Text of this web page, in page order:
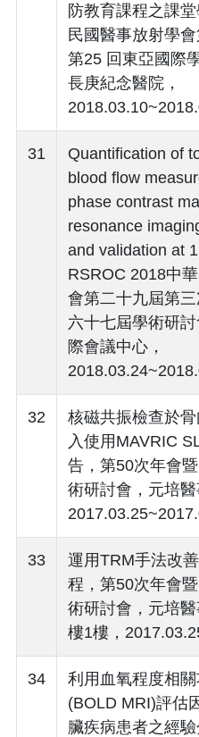
防教育課程之課
民國醫事放射學
第25 回東亞國際
長庚紀念醫院，
31
Quantification of
blood flow
phase contrast
resonance
and validation at
RSROC 2018中
會第二十九屆第
六十七屆學術研
際會議中心，
32
核磁共振檢查於
入使用MAVRIC
告，第50次年會
術研討會，元培醫
33
運用TRM手法改
程，第50次年會
術研討會，元培
樓1樓，
34
利用血氧程度相
(BOLD MRI)評估
臟疾病患者之經